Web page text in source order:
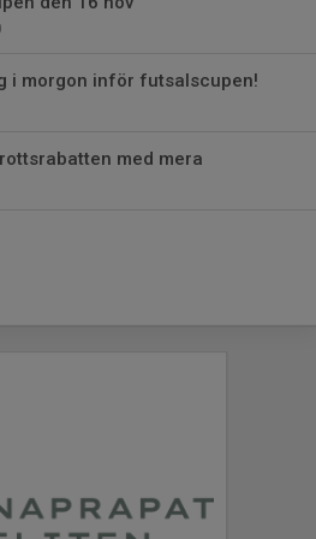
i morgon inför futsalscupen!
med mera